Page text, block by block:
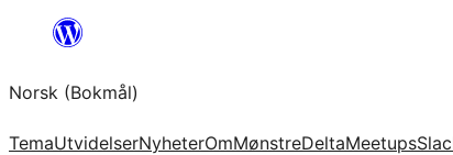
Hopp
innhold
Norsk (Bokmål)
TemaUtvidelserNyheterOmMønstreDeltaMeetups